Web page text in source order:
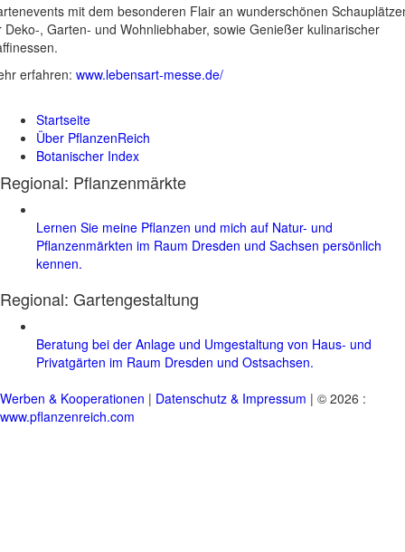
mit dem besonderen Flair an wunderschönen
Deko-, Garten- und Wohnliebhaber, sowie Genießer kulinarischer
erfahren: www.lebensart-messe.de/
Startseite
Über PflanzenReich
Botanischer Index
Regional: Pflanzenmärkte
Lernen Sie meine Pflanzen und mich auf Natur- und
Pflanzenmärkten im Raum Dresden und Sachsen persönlich
kennen.
Regional: Gartengestaltung
Beratung bei der Anlage und Umgestaltung von Haus- und
Privatgärten im Raum Dresden und Ostsachsen.
Werben & Kooperationen | Datenschutz & Impressum | © 2026 :
www.pflanzenreich.com